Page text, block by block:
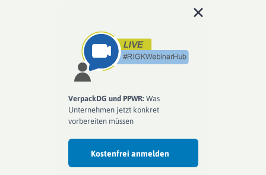
VerpackDG und PPWR:Was
Unternehmen jetzt konkret
vorbereiten müssen
Kostenfrei anmelden